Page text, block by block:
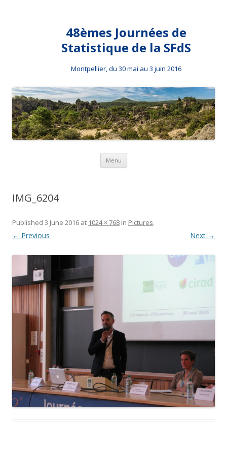
48èmes Journées de
Statistique de la SFdS
Montpellier, du 30 mai au 3 juin 2016
Menu Skip to content
IMG_6204
Published 3 June 2016 at 1024 × 768 in Pictures.
← Previous Next →